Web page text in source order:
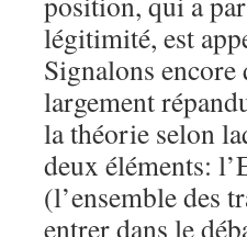
légitimité, est
Signalons encore
largement
la théorie selon
deux éléments:
(l’ensemble des
entrer dans le